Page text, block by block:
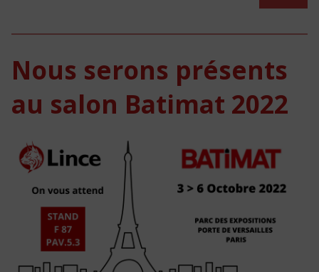
Nous serons présents
au salon Batimat 2022